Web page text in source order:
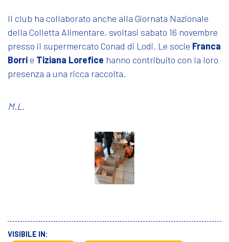
Il club ha collaborato anche alla Giornata Nazionale
della Colletta Alimentare, svoltasi sabato 16 novembre
presso il supermercato Conad di Lodi. Le socie Franca
Borri e Tiziana Lorefice hanno contribuito con la loro
presenza a una ricca raccolta.
M.L.
VISIBILE IN: